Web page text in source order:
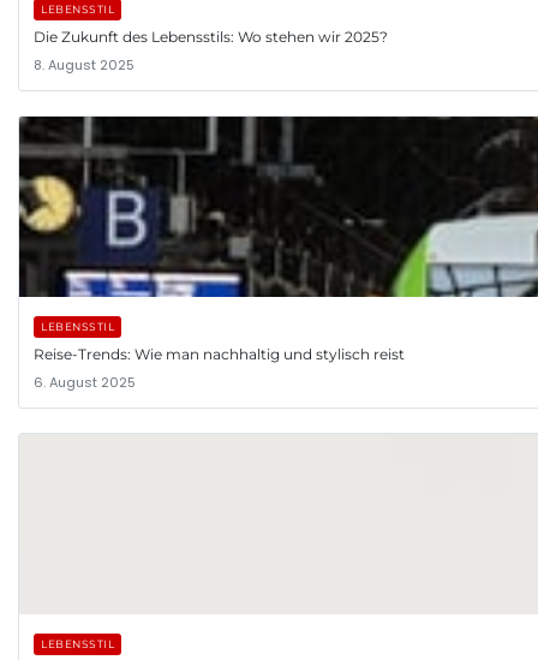
LEBENSSTIL
Die Zukunft des Lebensstils: Wo stehen wir 2025?
8. August 2025
LEBENSSTIL
Reise-Trends: Wie man nachhaltig und stylisch reist
6. August 2025
LEBENSSTIL